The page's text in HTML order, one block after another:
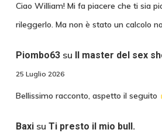
Ciao William! Mi fa piacere che ti sia
rileggerlo. Ma non è stato un calcolo
Piombo63su Il master del sex
25 Luglio 2026
Bellissimo racconto, aspetto il seguito
Baxisu Ti presto il mio bull.